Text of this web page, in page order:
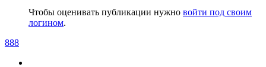
Чтобы оценивать публикации нужно войти под своим
логином.
888